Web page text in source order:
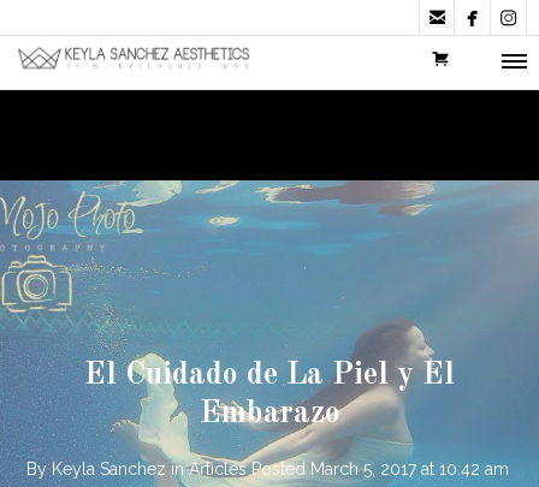
  
El Cuidado de La Piel y El
Embarazo
By Keyla Sanchez in Articles Posted March 5, 2017 at 10:42 am